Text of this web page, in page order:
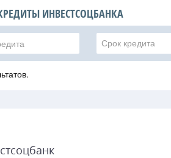
ИНВЕСТСОЦБАНКА
Срок кредита